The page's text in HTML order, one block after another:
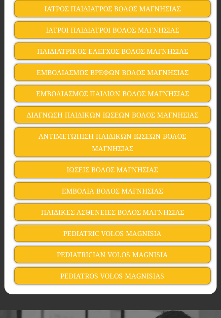
ΙΑΤΡΟΣ ΠΑΙΔΙΑΤΡΟΣ ΒΟΛΟΣ ΜΑΓΝΗΣΙΑΣ
ΙΑΤΡΟΙ ΠΑΙΔΙΑΤΡΟΙ ΒΟΛΟΣ ΜΑΓΝΗΣΙΑΣ
ΠΑΙΔΙΑΤΡΙΚΟΣ ΕΛΕΓΧΟΣ ΒΟΛΟΣ ΜΑΓΝΗΣΙΑΣ
ΕΜΒΟΛΙΑΣΜΟΣ ΒΡΕΦΩΝ ΒΟΛΟΣ ΜΑΓΝΗΣΙΑΣ
ΕΜΒΟΛΙΑΣΜΟΣ ΠΑΙΔΙΩΝ ΒΟΛΟΣ ΜΑΓΝΗΣΙΑΣ
ΔΙΑΓΝΩΣΗ ΠΑΙΔΙΚΩΝ ΙΩΣΕΩΝ ΒΟΛΟΣ ΜΑΓΝΗΣΙΑΣ
ΑΝΤΙΜΕΤΩΠΙΣΗ ΠΑΙΔΙΚΩΝ ΙΩΣΕΩΝ ΒΟΛΟΣ
ΜΑΓΝΗΣΙΑΣ
ΙΩΣΕΙΣ ΒΟΛΟΣ ΜΑΓΝΗΣΙΑΣ
ΕΜΒΟΛΙΑ ΒΟΛΟΣ ΜΑΓΝΗΣΙΑΣ
ΠΑΙΔΙΚΕΣ ΑΣΘΕΝΕΙΕΣ ΒΟΛΟΣ ΜΑΓΝΗΣΙΑΣ
PEDIATRIC VOLOS MAGNISIA
PEDIATRICIAN VOLOS MAGNISIA
PEDIATROS VOLOS MAGNISIAS